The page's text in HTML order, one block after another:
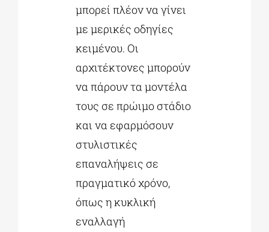
μπορεί πλέον να γίνει
με μερικές οδηγίες
κειμένου. Οι
αρχιτέκτονες μπορούν
να πάρουν τα μοντέλα
τους σε πρώιμο στάδιο
και να εφαρμόσουν
στυλιστικές
επαναλήψεις σε
πραγματικό χρόνο,
όπως η κυκλική
εναλλαγή